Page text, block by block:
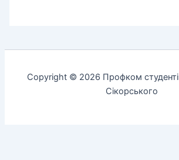
Copyright © 2026 Профком
Сікорського